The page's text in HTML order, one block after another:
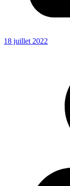
18 juillet 2022